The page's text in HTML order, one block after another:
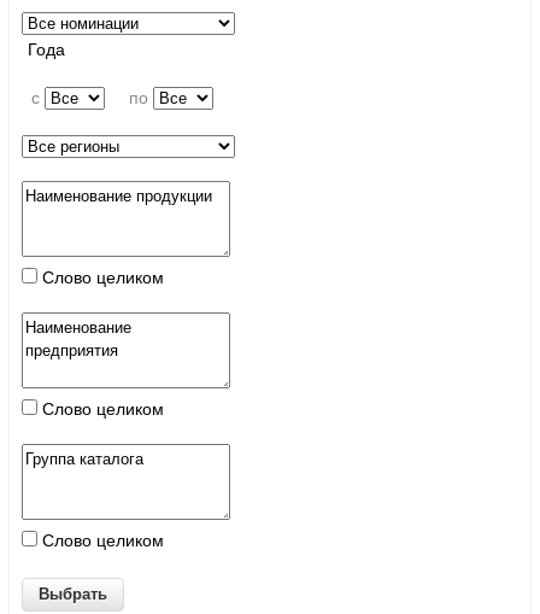
Года
c по
Слово целиком
Слово целиком
Слово целиком